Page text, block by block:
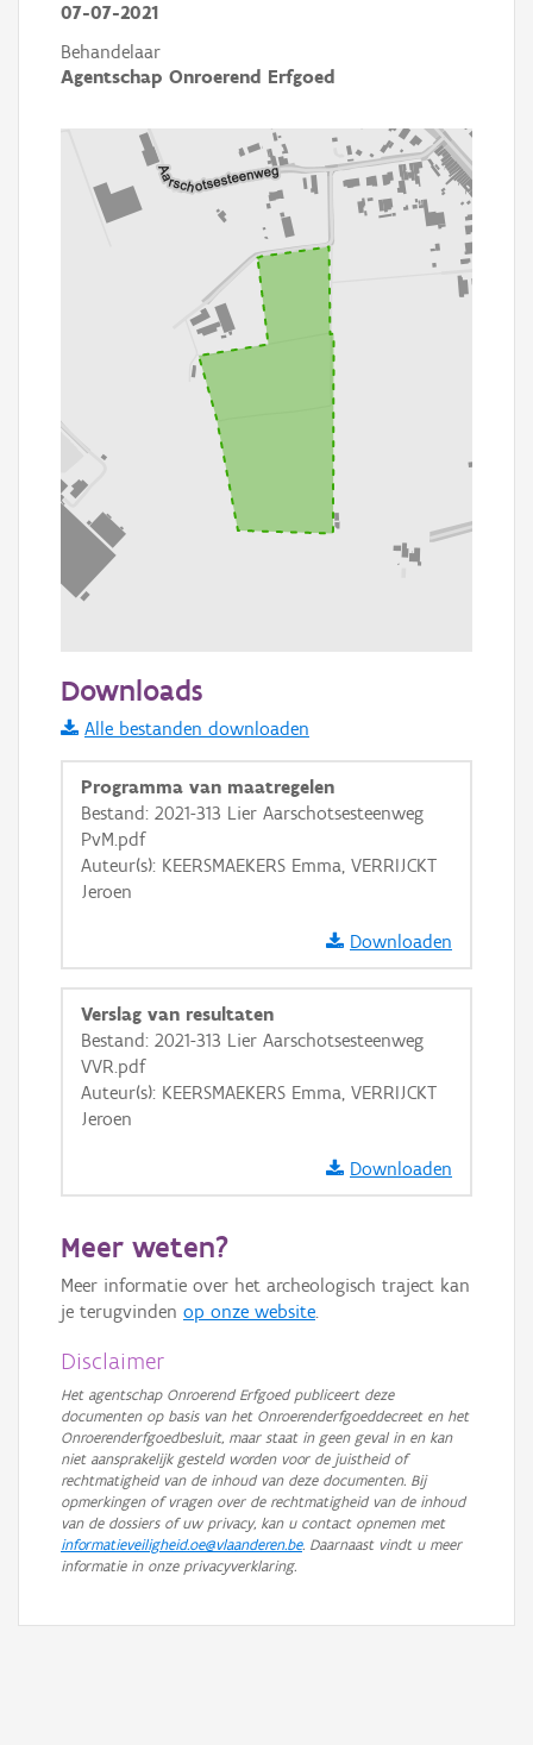
07-07-2021
Behandelaar
Agentschap Onroerend Erfgoed
Informatie Vlaanderen
i
+
Basis Lagen
OSM-Basiskaart
Downloads
Alle bestanden downloaden
Programma van maatregelen
Bestand: 2021-313 Lier Aarschotsesteenweg
PvM.pdf
Auteur(s): KEERSMAEKERS Emma, VERRIJCKT
Jeroen
Downloaden
Verslag van resultaten
Bestand: 2021-313 Lier Aarschotsesteenweg
VVR.pdf
Auteur(s): KEERSMAEKERS Emma, VERRIJCKT
Jeroen
Downloaden
Meer weten?
Meer informatie over het archeologisch traject kan
je terugvinden op onze website.
Disclaimer
Het agentschap Onroerend Erfgoed publiceert deze
documenten op basis van het Onroerenderfgoeddecreet en het
Onroerenderfgoedbesluit, maar staat in geen geval in en kan
niet aansprakelijk gesteld worden voor de juistheid of
rechtmatigheid van de inhoud van deze documenten. Bij
opmerkingen of vragen over de rechtmatigheid van de inhoud
van de dossiers of uw privacy, kan u contact opnemen met
informatieveiligheid.oe@vlaanderen.be. Daarnaast vindt u meer
informatie in onze privacyverklaring.